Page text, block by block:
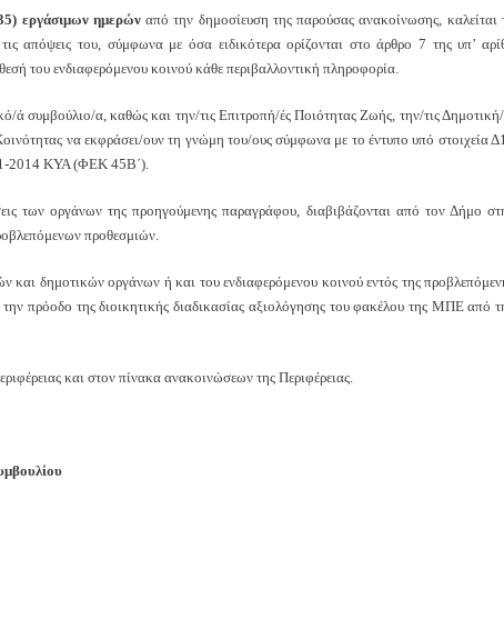
εργάσιμων ημερώναπό την δημοσίευση της παρούσας ανακοίνωσης, καλείται
απόψεις του, σύμφωνα με όσα ειδικότερα ορίζονται στο άρθρο 7 της υπ’
του ενδιαφερόμενου κοινού κάθε περιβαλλοντική πληροφορία.
ά συμβούλιο/α, καθώς και την/τις Επιτροπή/ές Ποιότητας Ζωής, την/τις Δημοτική/
να εκφράσει/ουν τη γνώμη του/ους σύμφωνα με το έντυπο υπό στοιχεία
2014 ΚΥΑ (ΦΕΚ 45Β΄).
των οργάνων της προηγούμενης παραγράφου, διαβιβάζονται από τον Δήμο
προθεσμιών.
δημοτικών οργάνων ή και του ενδιαφερόμενου κοινού εντός της
πρόοδο της διοικητικής διαδικασίας αξιολόγησης του φακέλου της ΜΠΕ από
και στον πίνακα ανακοινώσεων της Περιφέρειας.